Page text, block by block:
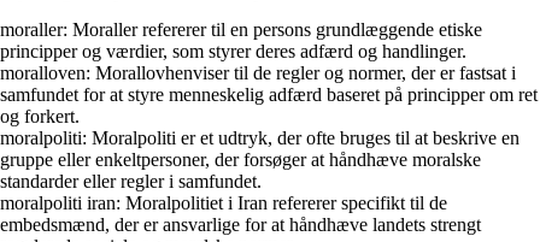
moraller: Moraller refererer til en persons grundlæggende etiske
principper og værdier, som styrer deres adfærd og handlinger.
moralloven: Morallovhenviser til de regler og normer, der er fastsat i
samfundet for at styre menneskelig adfærd baseret på principper om ret
og forkert.
moralpoliti: Moralpoliti er et udtryk, der ofte bruges til at beskrive en
gruppe eller enkeltpersoner, der forsøger at håndhæve moralske
standarder eller regler i samfundet.
moralpoliti iran: Moralpolitiet i Iran refererer specifikt til de
embedsmænd, der er ansvarlige for at håndhæve landets strengt